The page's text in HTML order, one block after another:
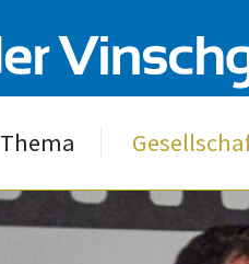
Thema